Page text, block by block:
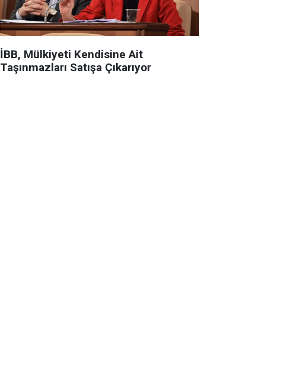
İBB, Mülkiyeti Kendisine Ait
Taşınmazları Satışa Çıkarıyor